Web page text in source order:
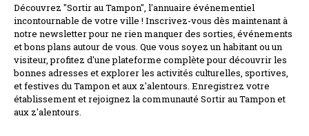
Découvrez "Sortir au Tampon", l'annuaire événementiel
incontournable de votre ville ! Inscrivez-vous dès maintenant à
notre newsletter pour ne rien manquer des sorties, événements
et bons plans autour de vous. Que vous soyez un habitant ou un
visiteur, profitez d'une plateforme complète pour découvrir les
bonnes adresses et explorer les activités culturelles, sportives,
et festives du Tampon et aux z'alentours. Enregistrez votre
établissement et rejoignez la communauté Sortir au Tampon et
aux z'alentours.